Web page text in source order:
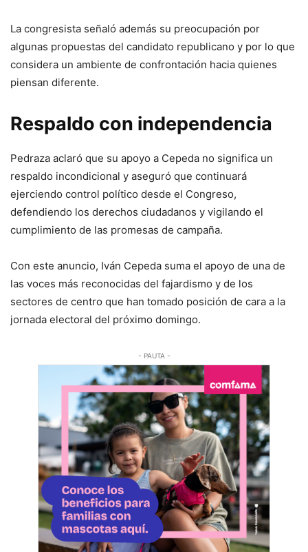
La congresista señaló además su preocupación por
algunas propuestas del candidato republicano y por lo que
considera un ambiente de confrontación hacia quienes
piensan diferente.
Respaldo con independencia
Pedraza aclaró que su apoyo a Cepeda no significa un
respaldo incondicional y aseguró que continuará
ejerciendo control político desde el Congreso,
defendiendo los derechos ciudadanos y vigilando el
cumplimiento de las promesas de campaña.
Con este anuncio, Iván Cepeda suma el apoyo de una de
las voces más reconocidas del fajardismo y de los
sectores de centro que han tomado posición de cara a la
jornada electoral del próximo domingo.
- PAUTA -